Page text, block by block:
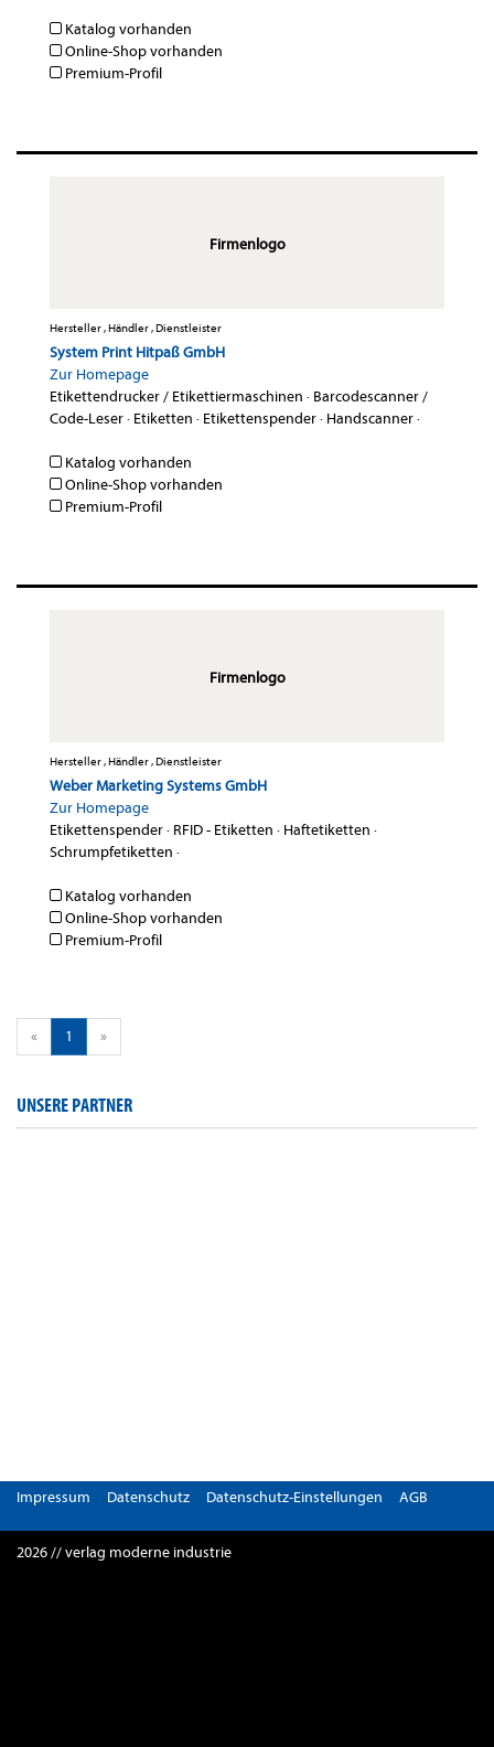
Katalog vorhanden
Online-Shop vorhanden
Premium-Profil
Firmenlogo
Hersteller , Händler , Dienstleister
System Print Hitpaß GmbH
Zur Homepage
Etikettendrucker / Etikettiermaschinen · Barcodescanner /
Code-Leser· Etiketten · Etikettenspender· Handscanner·
Katalog vorhanden
Online-Shop vorhanden
Premium-Profil
Firmenlogo
Hersteller , Händler , Dienstleister
Weber Marketing Systems GmbH
Zur Homepage
Etikettenspender· RFID - Etiketten · Haftetiketten ·
Schrumpfetiketten ·
Katalog vorhanden
Online-Shop vorhanden
Premium-Profil
« 1 »
UNSERE PARTNER
Impressum Datenschutz Datenschutz-Einstellungen AGB
2026 // verlag moderne industrie